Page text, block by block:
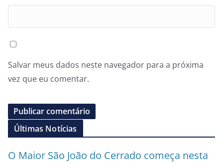
Salvar meus dados neste navegador para a próxima
vez que eu comentar.
Últimas Notícias
O Maior São João do Cerrado começa nesta